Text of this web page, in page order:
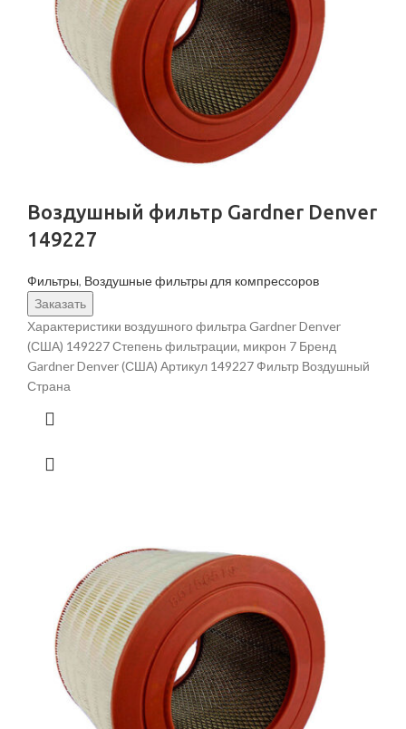
Воздушный фильтр Gardner Denver
149227
Фильтры, Воздушные фильтры для компрессоров
Заказать
Характеристики воздушного фильтра Gardner Denver
(США) 149227 Степень фильтрации, микрон 7 Бренд
Gardner Denver (США) Артикул 149227 Фильтр Воздушный
Страна